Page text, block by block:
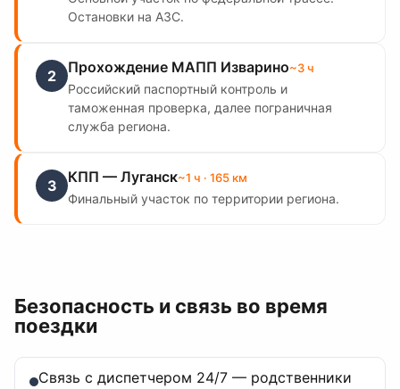
Остановки на АЗС.
2 Прохождение МАПП Изварино~3 ч
Российский паспортный контроль и
таможенная проверка, далее пограничная
служба региона.
3 КПП — Луганск~1 ч · 165 км
Финальный участок по территории региона.
Безопасность и связь во время
поездки
Связь с диспетчером 24/7 — родственники